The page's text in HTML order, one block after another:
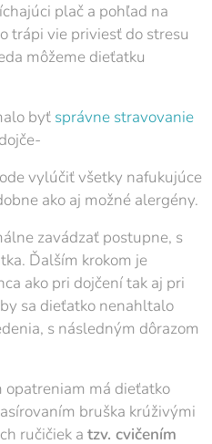
plač a pohľad na
trápi vie priviesť do stresu
môžeme dieťatku
byť správne stravovanie
vylúčiť všetky nafukujúce
ako aj možné alergény.
zavádzať postupne, s
Ďalším krokom je
ako pri dojčení tak aj pri
sa dieťatko nenahltalo
s následným dôrazom
opatreniam má dieťatko
bruška krúživými
ručičiek a tzv. cvičením